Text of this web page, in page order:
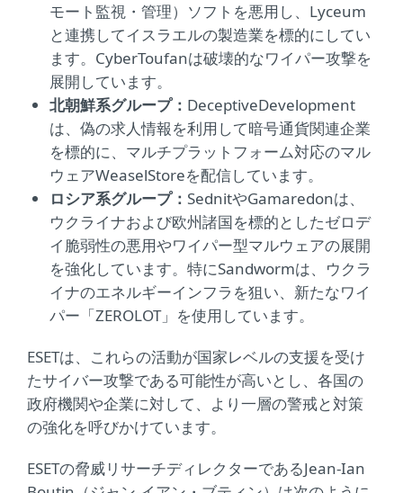
モート監視・管理）ソフトを悪用し、Lyceum
と連携してイスラエルの製造業を標的にしてい
ます。CyberToufanは破壊的なワイパー攻撃を
展開しています。
北朝鮮系グループ： DeceptiveDevelopment
は、偽の求人情報を利用して暗号通貨関連企業
を標的に、マルチプラットフォーム対応のマル
ウェアWeaselStoreを配信しています。
ロシア系グループ： SednitやGamaredonは、
ウクライナおよび欧州諸国を標的としたゼロデ
イ脆弱性の悪用やワイパー型マルウェアの展開
を強化しています。特にSandwormは、ウクラ
イナのエネルギーインフラを狙い、新たなワイ
パー「ZEROLOT」を使用しています。
ESETは、これらの活動が国家レベルの支援を受け
たサイバー攻撃である可能性が高いとし、各国の
政府機関や企業に対して、より一層の警戒と対策
の強化を呼びかけています。
ESETの脅威リサーチディレクターであるJean-Ian